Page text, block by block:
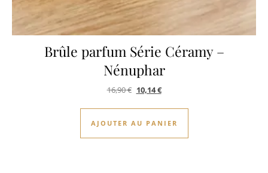
Brûle parfum Série Céramy –
Nénuphar
16,90€ Le prix initial était : 16,90 €.
10,14€Le prix actuel est : 10,14 €.
AJOUTER AU PANIER